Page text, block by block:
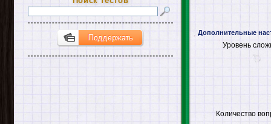
Дополнительные
Уровень
Количество